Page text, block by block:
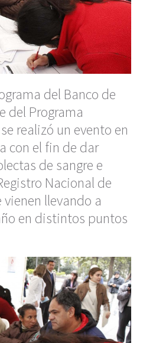
del Banco de
del Programa
realizó un evento en
con el fin de dar
de sangre e
Nacional de
vienen llevando a
en distintos puntos